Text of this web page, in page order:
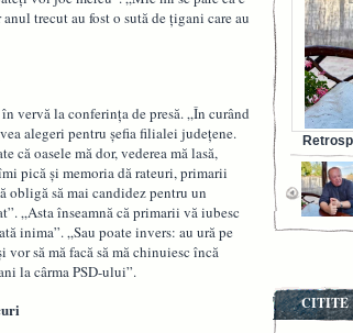
trecut au fost o sută de țigani care au
vervă la conferința de presă. „În curând
alegeri pentru șefia filialei județene.
că oasele mă dor, vederea mă lasă,
pică și memoria dă rateuri, primarii
obligă să mai candidez pentru un
„Asta înseamnă că primarii vă iubesc
inima”. „Sau poate invers: au ură pe
vor să mă facă să mă chinuiesc încă
la cârma PSD-ului”.
Bunul
CITITE